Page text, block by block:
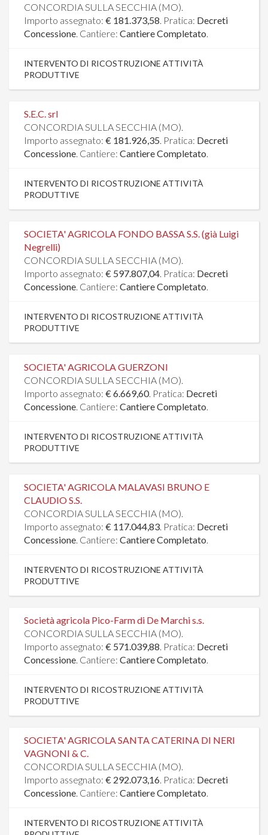
CONCORDIA SULLA SECCHIA (MO).
Importo assegnato: € 181.373,58. Pratica: Decreti
Concessione. Cantiere: Cantiere Completato.
INTERVENTO DI RICOSTRUZIONE ATTIVITÀ
PRODUTTIVE
S.E.C. srl
CONCORDIA SULLA SECCHIA (MO).
Importo assegnato: € 181.926,35. Pratica: Decreti
Concessione. Cantiere: Cantiere Completato.
INTERVENTO DI RICOSTRUZIONE ATTIVITÀ
PRODUTTIVE
SOCIETA' AGRICOLA FONDO BASSA S.S. (già Luigi
Negrelli)
CONCORDIA SULLA SECCHIA (MO).
Importo assegnato: € 597.807,04. Pratica: Decreti
Concessione. Cantiere: Cantiere Completato.
INTERVENTO DI RICOSTRUZIONE ATTIVITÀ
PRODUTTIVE
SOCIETA' AGRICOLA GUERZONI
CONCORDIA SULLA SECCHIA (MO).
Importo assegnato: € 6.669,60. Pratica: Decreti
Concessione. Cantiere: Cantiere Completato.
INTERVENTO DI RICOSTRUZIONE ATTIVITÀ
PRODUTTIVE
SOCIETA' AGRICOLA MALAVASI BRUNO E
CLAUDIO S.S.
CONCORDIA SULLA SECCHIA (MO).
Importo assegnato: € 117.044,83. Pratica: Decreti
Concessione. Cantiere: Cantiere Completato.
INTERVENTO DI RICOSTRUZIONE ATTIVITÀ
PRODUTTIVE
Società agricola Pico-Farm di De Marchi s.s.
CONCORDIA SULLA SECCHIA (MO).
Importo assegnato: € 571.039,88. Pratica: Decreti
Concessione. Cantiere: Cantiere Completato.
INTERVENTO DI RICOSTRUZIONE ATTIVITÀ
PRODUTTIVE
SOCIETA' AGRICOLA SANTA CATERINA DI NERI
VAGNONI & C.
CONCORDIA SULLA SECCHIA (MO).
Importo assegnato: € 292.073,16. Pratica: Decreti
Concessione. Cantiere: Cantiere Completato.
INTERVENTO DI RICOSTRUZIONE ATTIVITÀ